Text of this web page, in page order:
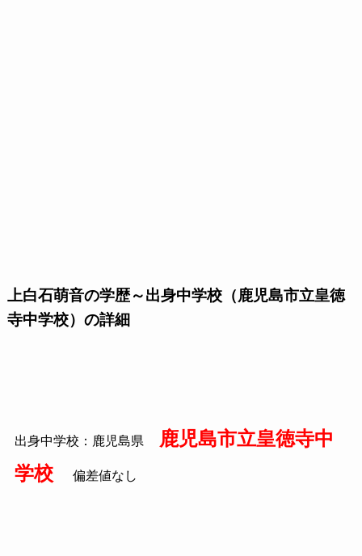
上白石萌音の学歴～出身中学校（鹿児島市立皇徳
寺中学校）の詳細
出身中学校：鹿児島県
鹿児島市立皇徳寺中
学校
偏差値なし